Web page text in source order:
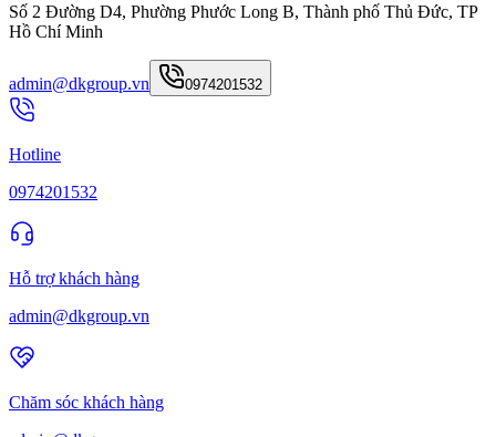
Số 2 Đường D4, Phường Phước Long B, Thành phố Thủ Đức, TP
Hồ Chí Minh
admin@dkgroup.vn 0974201532
Hotline
0974201532
Hỗ trợ khách hàng
admin@dkgroup.vn
Chăm sóc khách hàng